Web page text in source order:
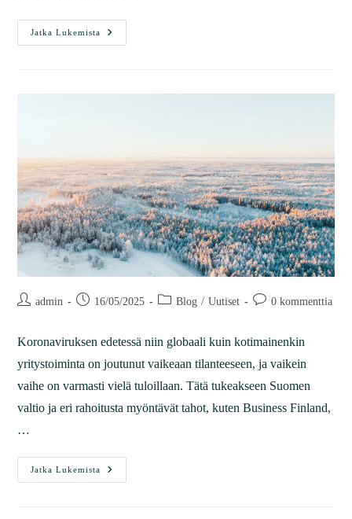
Jatka Lukemista
admin 16/05/2025 Blog / Uutiset 0 kommenttia
Koronaviruksen edetessä niin globaali kuin kotimainenkin
yritystoiminta on joutunut vaikeaan tilanteeseen, ja vaikein
vaihe on varmasti vielä tuloillaan. Tätä tukeakseen Suomen
valtio ja eri rahoitusta myöntävät tahot, kuten Business Finland,
…
Jatka Lukemista